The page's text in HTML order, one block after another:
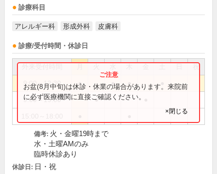
診療科目
アレルギー科 形成外科 皮膚科
診療/受付時間・休診日
祝
9:00～12:30 ● ● ●
9:00～19:00 ●
お盆(8月中旬)は休診・休業の場合があります。来院前
に必ず医療機関に直接ご確認ください。
×閉じる
備考: 火・金曜19時まで
水・土曜AMのみ
臨時休診あり
休診日: 日・祝